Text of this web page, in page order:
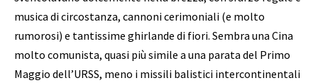
musica di circostanza, cannoni cerimoniali (e molto
rumorosi) e tantissime ghirlande di fiori. Sembra una Cina
molto comunista, quasi più simile a una parata del Primo
Maggio dell’URSS, meno i missili balistici intercontinentali